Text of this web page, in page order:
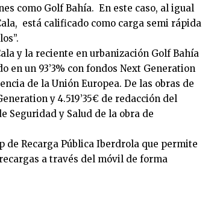
como Golf Bahía. En este caso, al igual
está calificado como carga semi rápida
y la reciente en urbanización Golf Bahía
en un 93’3% con fondos Next Generation
de la Unión Europea. De las obras de
y 4.519’35€ de redacción del
Seguridad y Salud de la obra de
de Recarga Pública Iberdrola que permite
a través del móvil de forma